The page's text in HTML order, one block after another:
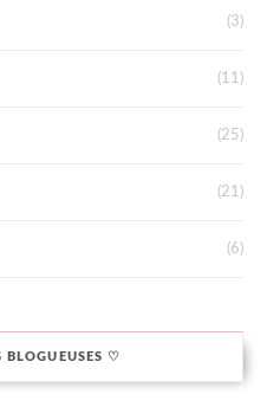
(3)
(11)
(25)
(21)
(6)
BLOGUEUSES ♡